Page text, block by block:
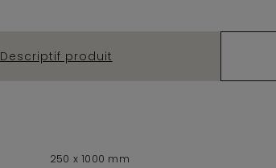
Descriptif produit
250 x 1000 mm